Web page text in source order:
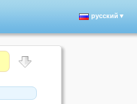
русский▼